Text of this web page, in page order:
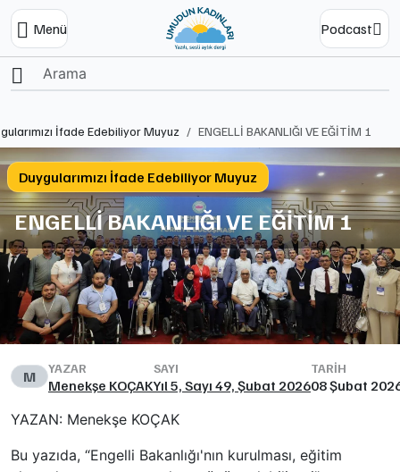
Menü Podcast
Ana Sayfaİfade Edebiliyor Muyuz ENGELLİ BAKANLIĞI VE EĞİTİM 1
Duygularımızı İfade Edebiliyor Muyuz
ENGELLİ BAKANLIĞI VE EĞİTİM 1
M YAZAR
Menekşe KOÇAK
SAYI
Yıl 5, Sayı 49, Şubat 2026
TARIH
08 Şubat
YAZAN: Menekşe KOÇAK
Bu yazıda, “Engelli Bakanlığı'nın kurulması, eğitim